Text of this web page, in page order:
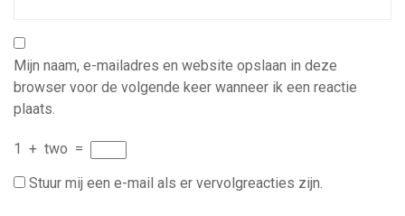
Mijn naam, e-mailadres en website opslaan in deze
browser voor de volgende keer wanneer ik een reactie
plaats.
1 + two =
Stuur mij een e-mail als er vervolgreacties zijn.